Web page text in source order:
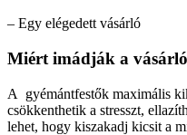
– Egy elégedett vásárló
Miért imádják a
A gyémántfestők maximális
csökkenthetik a stresszt,
lehet, hogy kiszakadj kicsit a